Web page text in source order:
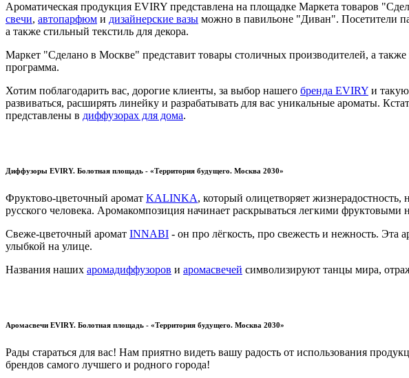
Ароматическая продукция EVIRY представлена на площадке Маркета товаров
свечи, автопарфюм и дизайнерские вазы можно в павильоне "Диван". Посетители
а также стильный текстиль для декора.
Маркет "Сделано в Москве" представит товары столичных производителей, а
программа.
Хотим поблагодарить вас, дорогие клиенты, за выбор нашего бренда EVIRY и
развиваться, расширять линейку и разрабатывать для вас уникальные ароматы.
представлены в диффузорах для дома.
Диффузоры EVIRY. Болотная площадь - «Территория будущего. Москва 2030»
Фруктово-цветочный аромат KALINKA, который олицетворяет
русского человека. Аромакомпозиция начинает раскрываться легкими
Свеже-цветочный аромат INNABI - он про лёгкость, про свежесть и нежность.
улыбкой на улице.
Названия наших аромадиффузоров и аромасвечей символизируют танцы мира,
Аромасвечи EVIRY. Болотная площадь - «Территория будущего. Москва 2030»
Рады стараться для вас! Нам приятно видеть вашу радость от использования
брендов самого лучшего и родного города!